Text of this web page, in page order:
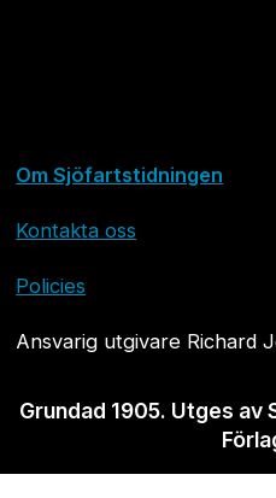
Om Sjöfartstidningen
Kontakta oss
Policies
Ansvarig utgivare Richard
Grundad 1905. Utges av